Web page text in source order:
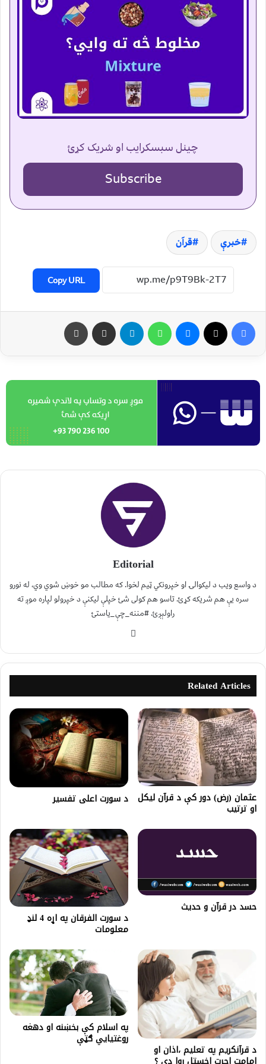
چینل سبسکرایب او شریک کړئ
Subscribe
خبرې قرآن
Copy URL
Editorial
د واسع ویب د لیکوالۍ او خپرونکي ټیم لخوا. که مطالب مو خوښ شوي وي، له نورو
سره یې هم شریکه کړئ. تاسو هم کولی شئ خپلې لیکنې د خپرولو لپاره موږ ته
راولېږئ. #مننه_چې_یاستئ
Related Articles
عثمان (رض) دور کې د قرآن لیکل
او ترتیب
د سورت اعلى تفسير
حسد در قرآن و حدیث
د سورت الفرقان په اړه 4 لنډ
معلومات
د قرآنکريم په تعليم ،اذان او
په اسلام کې بخښنه او دهغه
روغتیایي ګټې